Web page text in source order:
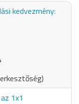
kedvezmény:
1x1